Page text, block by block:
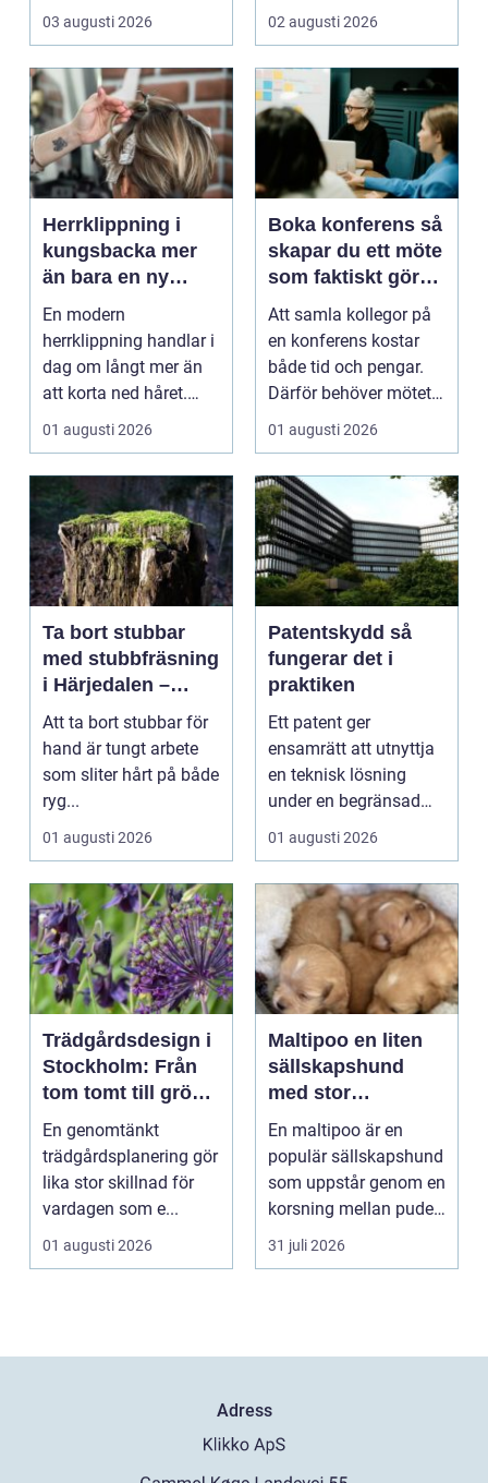
rörelse, gemenskap
och naturupplev...
03 augusti 2026
jord, sten eller
schaktm...
02 augusti 2026
Herrklippning i
kungsbacka mer
än bara en ny
frisyr
En modern
herrklippning handlar i
dag om långt mer än
att korta ned håret.
Många män vill ha en
01 augusti 2026
Boka konferens så
skapar du ett möte
som faktiskt gör
skillnad
Att samla kollegor på
en konferens kostar
både tid och pengar.
Därför behöver mötet
ge verkligt värd...
01 augusti 2026
Ta bort stubbar
med stubbfräsning
i Härjedalen –
skonsamt och
effektivt
Att ta bort stubbar för
hand är tungt arbete
som sliter hårt på både
ryg...
01 augusti 2026
Patentskydd så
fungerar det i
praktiken
Ett patent ger
ensamrätt att utnyttja
en teknisk lösning
under en begränsad
tid, oftast 20 år. Rätt ...
01 augusti 2026
Trädgårdsdesign i
Stockholm: Från
tom tomt till grön
oas
En genomtänkt
trädgårdsplanering gör
lika stor skillnad för
vardagen som e...
01 augusti 2026
Maltipoo en liten
sällskapshund
med stor
personlighet
En maltipoo är en
populär sällskapshund
som uppstår genom en
korsning mellan pudel
och malteser. Kom...
31 juli 2026
Adress